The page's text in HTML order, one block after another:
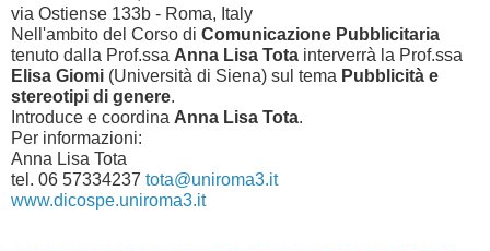
via Ostiense 133b - Roma, Italy
Nell'ambito del Corso di Comunicazione Pubblicitaria
tenuto dalla Prof.ssa Anna Lisa Tota interverrà la Prof.ssa
Elisa Giomi (Università di Siena) sul tema Pubblicità e
stereotipi di genere.
Introduce e coordina Anna Lisa Tota.
Per informazioni:
Anna Lisa Tota
tel. 06 57334237 tota@uniroma3.it
www.dicospe.uniroma3.it